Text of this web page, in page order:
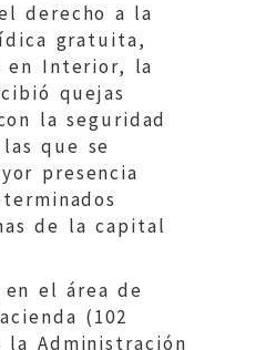
derecho a la
gratuita,
en Interior, la
quejas
la seguridad
que se
presencia
de la capital
el área de
(102
la Administración